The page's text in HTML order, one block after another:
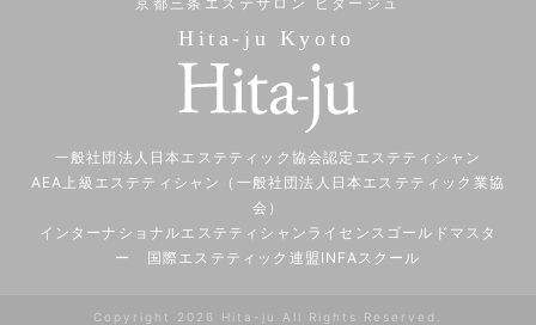
京都三条エステサロン ヒタージュ
Hita-ju Kyoto
一般社団法人日本エステティック協会認定エステティシャン
AEA上級エステティシャン（一般社団法人日本エステティック業協
会）
インターナショナルエステティシャンライセンスゴールドマスタ
ー 国際エステティック連盟INFAスクール
Copyright 2026 Hita-ju All Rights Reserved.